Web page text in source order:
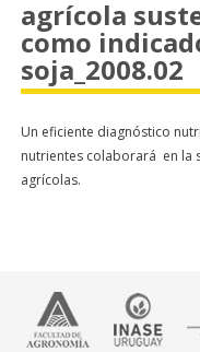
agrícola
como
soja_2008.02
Un eficiente diagnóstico
nutrientes colaborará en la
agrícolas.